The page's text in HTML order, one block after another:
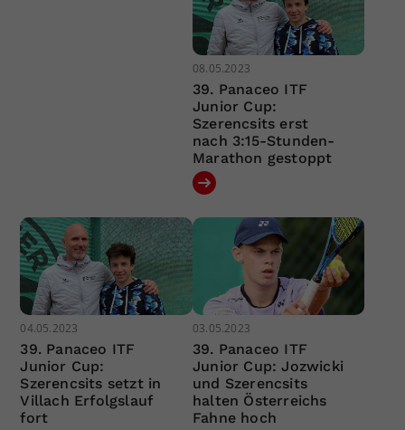
08.05.2023
39. Panaceo ITF
Junior Cup:
Szerencsits erst
nach 3:15-Stunden-
Marathon gestoppt
04.05.2023
39. Panaceo ITF
Junior Cup:
Szerencsits setzt in
Villach Erfolgslauf
fort
03.05.2023
39. Panaceo ITF
Junior Cup: Jozwicki
und Szerencsits
halten Österreichs
Fahne hoch